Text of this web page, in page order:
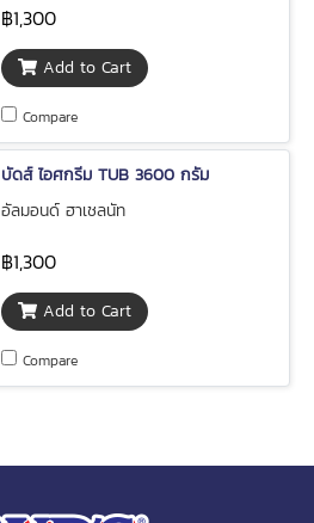
฿1,300
Add to Cart
Compare
บัดส์ ไอศกรีม TUB 3600 กรัม
อัลมอนด์ ฮาเชลนัท
฿1,300
Add to Cart
Compare